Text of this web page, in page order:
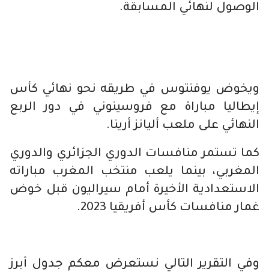
الوصول لنهائي المسابقة.
ويخوض يوفنتوس في طريقه نحو نهائي كأس
إيطاليا مباراة مع فروسينوني في دور الربع
النهائي على ملعب أليانز أرينا.
كما تستمر منافسات الدوري الجزائري والدوري
المغربي، بينما يلعب منتخب المغرب مباراته
الاستعدادية الأخيرة أمام سيراليون قبل خوض
غمار منافسات كأس أفريقيا 2023.
وفي التقرير التالي نستعرض معكم جدول أبرز